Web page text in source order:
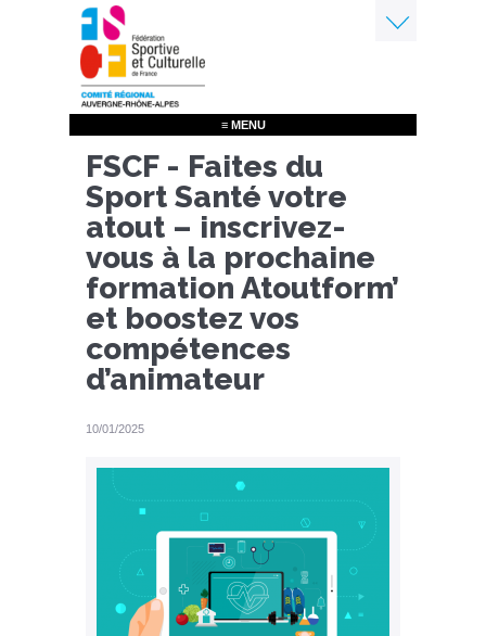
Aller
au
contenu
principal
≡ MENU
FSCF - Faites du
Sport Santé votre
atout – inscrivez-
vous à la prochaine
formation Atoutform’
et boostez vos
compétences
d’animateur
10/01/2025